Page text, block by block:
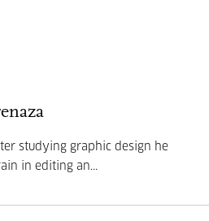
studying graphic design he
in editing an...